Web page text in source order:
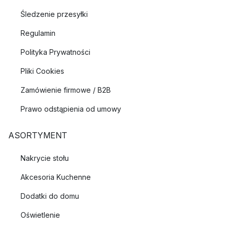
Śledzenie przesyłki
Regulamin
Polityka Prywatności
Pliki Cookies
Zamówienie firmowe / B2B
Prawo odstąpienia od umowy
ASORTYMENT
Nakrycie stołu
Akcesoria Kuchenne
Dodatki do domu
Oświetlenie